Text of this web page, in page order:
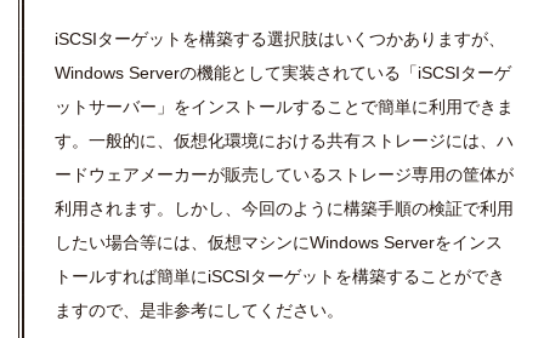
iSCSIターゲットを構築する選択肢はいくつかありますが、
Windows Serverの機能として実装されている「iSCSIターゲ
ットサーバー」をインストールすることで簡単に利用できま
す。一般的に、仮想化環境における共有ストレージには、ハ
ードウェアメーカーが販売しているストレージ専用の筐体が
利用されます。しかし、今回のように構築手順の検証で利用
したい場合等には、仮想マシンにWindows Serverをインス
トールすれば簡単にiSCSIターゲットを構築することができ
ますので、是非参考にしてください。